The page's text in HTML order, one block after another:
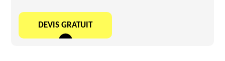
DEVIS GRATUIT